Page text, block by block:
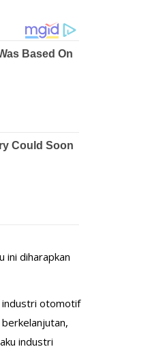
ini diharapkan
industri otomotif
industri